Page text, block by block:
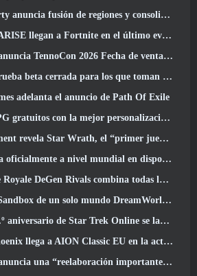
fusión de regiones y consolidación de servidores
llegan a Fortnite en el último evento de colaboración
TennoCon 2026 Fecha de venta de entradas
para los que toman tiempo en juegos de disparos en tercera persona
adelanta el anuncio de Path Of Exile
con la mejor personalización de personajes
Wrath, el “primer juego de acción de extracción espacial”
a nivel mundial en dispositivos Android
todas las cosas que probablemente no sabías que querías combinadas
solo mundo DreamWorld llegará al acceso anticipado de Steam
Star Trek Online se lanza como parte de la actualización "Corrupción"
llega a AION Classic EU en la actualización 'Ignite'
importante” del sistema de progresión del jugador de Soulframe